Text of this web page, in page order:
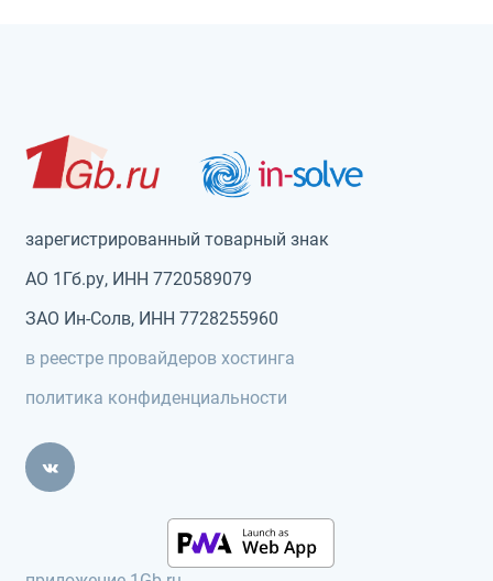
зарегистрированный товарный знак
АО 1Гб.ру, ИНН 7720589079
ЗАО Ин-Солв, ИНН 7728255960
в реестре провайдеров хостинга
политика конфиденциальности